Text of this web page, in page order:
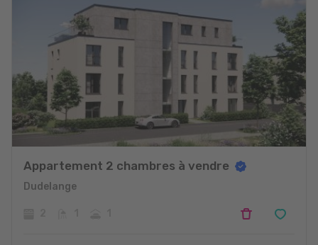
Appartement 2 chambres à vendre
Dudelange